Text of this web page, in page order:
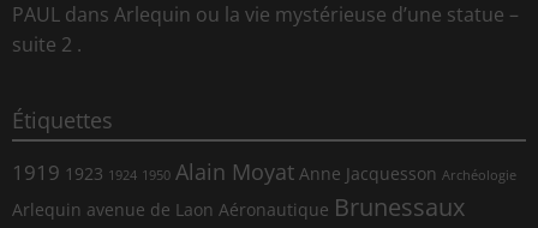
PAUL dans Arlequin ou la vie mystérieuse d’une statue –
suite 2 .
Étiquettes
1919 1923 1924 1950 Alain Moyat Anne Jacquesson Archéologie
Arlequin avenue de Laon Aéronautique Brunessaux